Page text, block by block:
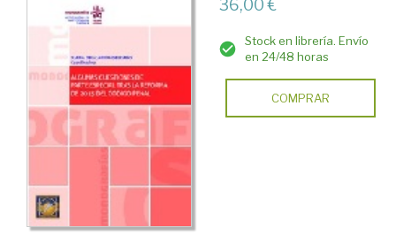
36,00 €
Stock en librería. Envío
en 24/48 horas
COMPRAR